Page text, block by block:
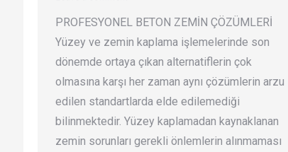
PROFESYONEL BETON ZEMİN ÇÖZÜMLERİ
Yüzey ve zemin kaplama işlemelerinde son
dönemde ortaya çıkan alternatiflerin çok
olmasına karşı her zaman aynı çözümlerin arzu
edilen standartlarda elde edilemediği
bilinmektedir. Yüzey kaplamadan kaynaklanan
zemin sorunları gerekli önlemlerin alınmaması